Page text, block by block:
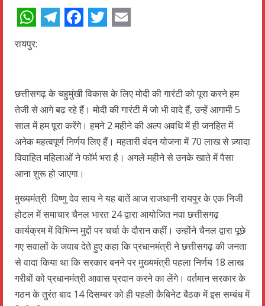
WhatsApp
रायपुर:
छत्तीसगढ़ के चहुमुंखी विकास के लिए मोदी की गारंटी को पूरा करने हम
तेजी से आगे बढ़ रहे हैं। मोदी की गारंटी में जो भी वादे हैं, उन्हें आगामी 5
साल में हम पूरा करेंगे। हमने 2 महीने की अल्प अवधि में ही जनहित में
अनेक महत्वपूर्ण निर्णय लिए हैं। महतारी वंदन योजना में 70 लाख से ज़्यादा
विवाहित महिलाओं ने फॉर्म भरा है। अगले महीने से उनके खाते में पैसा
आना शुरू हो जाएगा।
मुख्यमंत्री विष्णु देव साय ने यह बातें आज राजधानी रायपुर के एक निजी
होटल में समाचार चैनल भारत 24 द्वारा आयोजित नवा छत्तीसगढ़
कार्यक्रम में विभिन्न मुद्दों पर चर्चा के दौरान कहीं। उन्होंने चैनल द्वारा पूछे
गए सवालों के जवाब देते हुए कहा कि प्रधानमंत्री ने छत्तीसगढ़ की जनता
से वादा किया था कि सरकार बनने पर मुख्यमंत्री पहला निर्णय 18 लाख
गरीबों को प्रधानमंत्री आवास प्रदान करने का लेंगे। वर्तमान सरकार के
गठन के तुरंत बाद 14 दिसम्बर को ही पहली कैबिनेट बैठक में इस सम्बंध में